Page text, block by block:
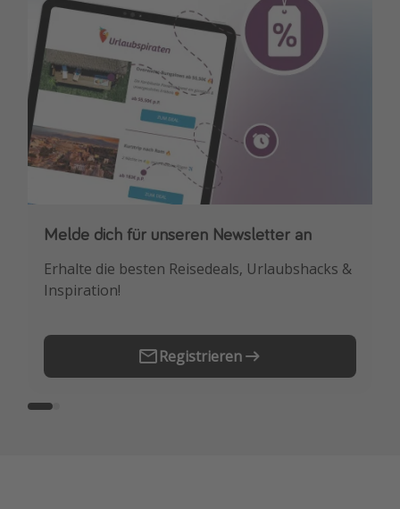
Melde dich für unseren Newsletter an
Erhalte die besten Reisedeals, Urlaubshacks &
Inspiration!
Registrieren
Downloade unsere App
Buche die besten Reiseschnäppchen als
Erstes.